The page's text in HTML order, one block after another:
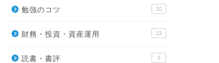
ータや2つの
勉強のコツ 10
財務・投資・資産運用 12
読書・書評 3